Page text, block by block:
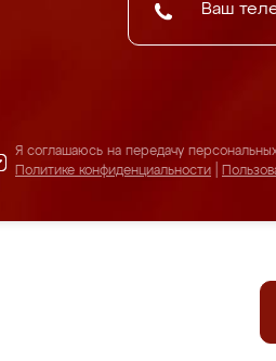
Я соглашаюсь на передачу
Политике конфиденциальности